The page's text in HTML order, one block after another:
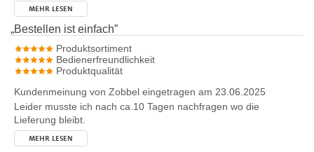
MEHR LESEN
„Bestellen ist einfach”
Produktsortiment
Bedienerfreundlichkeit
Produktqualität
Kundenmeinung von Zobbel eingetragen am 23.06.2025
Leider musste ich nach ca.10 Tagen nachfragen wo die
Lieferung bleibt.
MEHR LESEN